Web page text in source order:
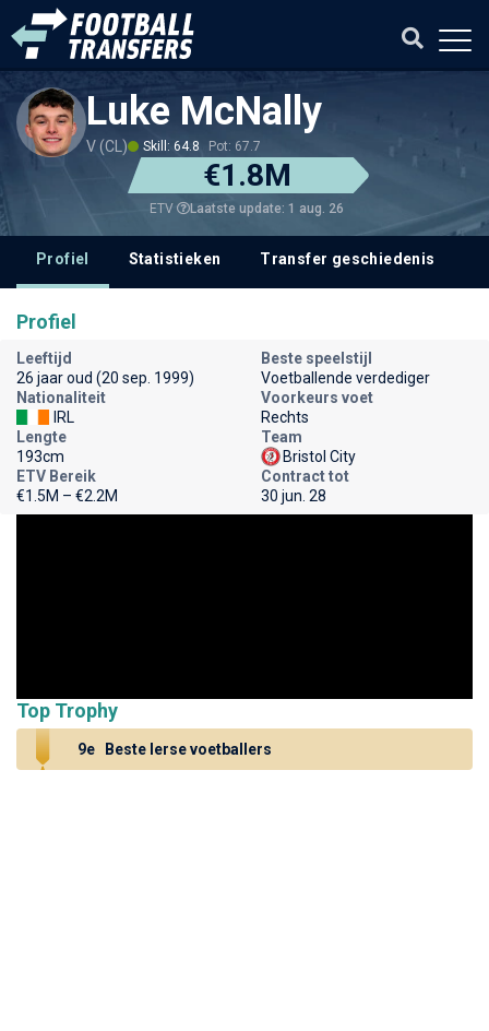
Luke McNally
V (CL) Skill: 64.8 Pot: 67.7
€1.8M
ETV Laatste update: 1 aug. 26
Profiel Statistieken Transfer geschiedenis
Profiel
Leeftijd
26 jaar oud (20 sep. 1999)
Beste speelstijl
Voetballende verdediger
Nationaliteit
IRL
Voorkeurs voet
Rechts
Lengte
193cm
Team
Bristol City
ETV Bereik
€1.5M – €2.2M
Contract tot
30 jun. 28
Top Trophy
9e Beste Ierse voetballers